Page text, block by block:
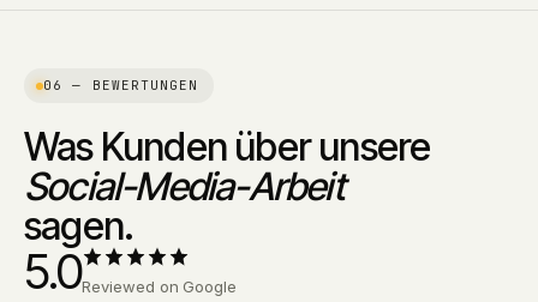
06 — BEWERTUNGEN
Was Kunden über unsere
Social-Media-Arbeit
sagen.
5.0Reviewed on Google